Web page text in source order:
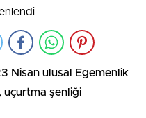
Nisan ulusal Egemenlik
uçurtma şenliği